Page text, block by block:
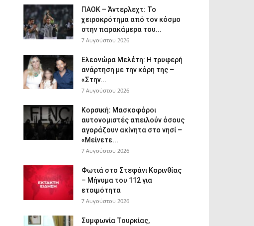
ΠΑΟΚ – Άντερλεχτ: Το
χειροκρότημα από τον κόσμο
στην παρακάμερα του...
7 Αυγούστου 2026
Ελεονώρα Μελέτη: Η τρυφερή
ανάρτηση με την κόρη της –
«Στην...
7 Αυγούστου 2026
Κορσική: Μασκοφόροι
αυτονομιστές απειλούν όσους
αγοράζουν ακίνητα στο νησί –
«Μείνετε...
7 Αυγούστου 2026
Φωτιά στο Στεφάνι Κορινθίας
– Μήνυμα του 112 για
ετοιμότητα
7 Αυγούστου 2026
Συμφωνία Τουρκίας,